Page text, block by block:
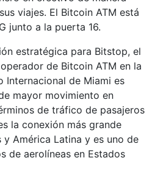
viajes. El Bitcoin ATM está
junto a la puerta 16.
estratégica para Bitstop, el
de Bitcoin ATM en la
Internacional de Miami es
mayor movimiento en
de tráfico de pasajeros
la conexión más grande
América Latina y es uno de
de aerolíneas en Estados